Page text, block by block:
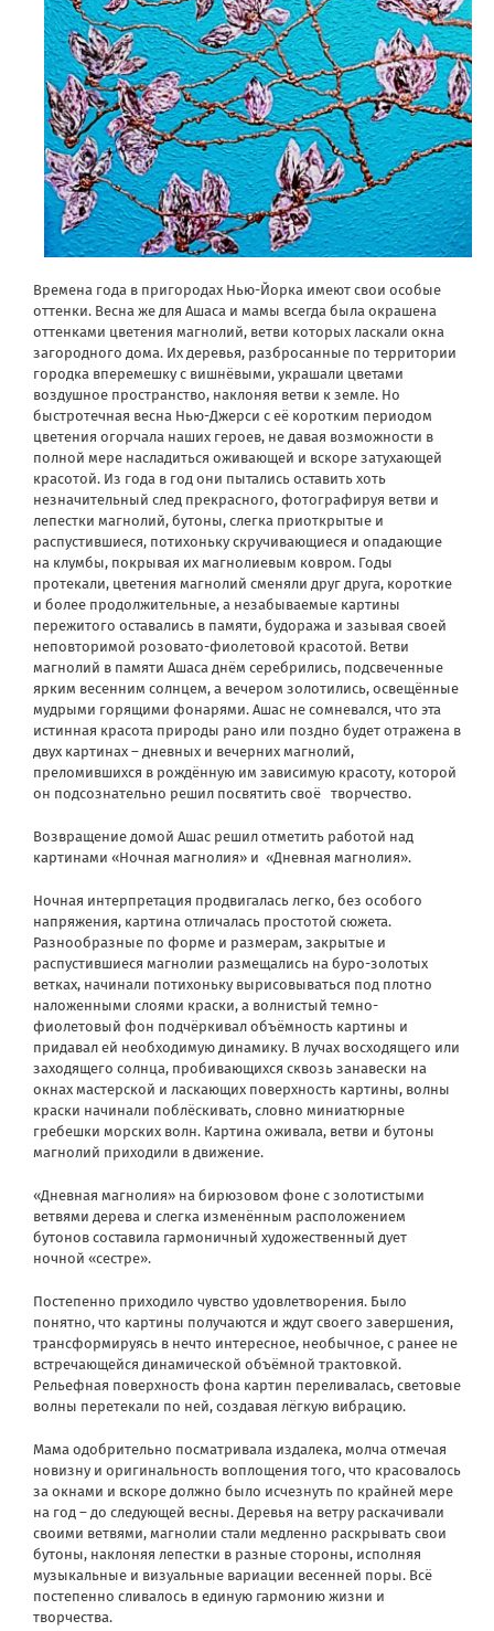
Времена года в пригородах Нью-Йорка имеют свои особые
оттенки. Весна же для Ашаса и мамы всегда была окрашена
оттенками цветения магнолий, ветви которых ласкали окна
загородного дома. Их деревья, разбросанные по территории
городка вперемешку c вишнёвыми, украшали цветами
воздушное пространство, наклоняя ветви к земле. Но
быстротечная весна Нью-Джерси с её коротким периодом
цветения огорчала наших героев, не давая возможности в
полной мере насладиться оживающей и вскоре затухающей
красотой. Из года в год они пытались оставить хоть
незначительный след прекрасного, фотографируя ветви и
лепестки магнолий, бутоны, слегка приоткрытые и
распустившиеся, потихоньку скручивающиеся и опадающие
на клумбы, покрывая их магнолиевым ковром. Годы
протекали, цветения магнолий сменяли друг друга, короткие
и более продолжительные, а незабываемые картины
пережитого оставались в памяти, будоража и зазывая своей
неповторимой розовато-фиолетовой красотой. Ветви
магнолий в памяти Ашаса днём серебрились, подсвеченные
ярким весенним солнцем, а вечером золотились, освещённые
мудрыми горящими фонарями. Ашас не сомневался, что эта
истинная красота природы рано или поздно будет отражена в
двух картинах – дневных и вечерних магнолий,
преломившихся в рождённую им зависимую красоту, которой
он подсознательно решил посвятить своё творчество.
Возвращение домой Ашас решил отметить работой над
картинами «Ночная магнолия» и «Дневная магнолия».
Ночная интерпретация продвигалась легко, без особого
напряжения, картина отличалась простотой сюжета.
Разнообразные по форме и размерам, закрытые и
распустившиеся магнолии размещались на буро-золотых
ветках, начинали потихоньку вырисовываться под плотно
наложенными слоями краски, а волнистый темно-
фиолетовый фон подчёркивал объёмность картины и
придавал ей необходимую динамику. В лучах восходящего или
заходящего солнца, пробивающихся сквозь занавески на
окнах мастерской и ласкающих поверхность картины, волны
краски начинали поблёскивать, словно миниатюрные
гребешки морских волн. Картина оживала, ветви и бутоны
магнолий приходили в движение.
«Дневная магнолия» на бирюзовом фоне с золотистыми
ветвями дерева и слегка изменённым расположением
бутонов составила гармоничный художественный дует
ночной «сестре».
Постепенно приходило чувство удовлетворения. Было
понятно, что картины получаются и ждут своего завершения,
трансформируясь в нечто интересное, необычное, с ранее не
встречающейся динамической объёмной трактовкой.
Рельефная поверхность фона картин переливалась, световые
волны перетекали по ней, создавая лёгкую вибрацию.
Мама одобрительно посматривала издалека, молча отмечая
новизну и оригинальность воплощения того, что красовалось
за окнами и вскоре должно было исчезнуть по крайней мере
на год – до следующей весны. Деревья на ветру раскачивали
своими ветвями, магнолии стали медленно раскрывать свои
бутоны, наклоняя лепестки в разные стороны, исполняя
музыкальные и визуальные вариации весенней поры. Всё
постепенно сливалось в единую гармонию жизни и
творчества.